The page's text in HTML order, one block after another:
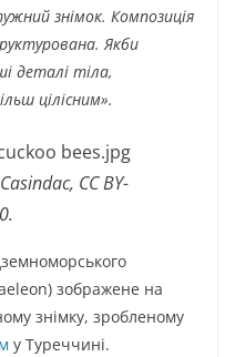
знімок. Композиція
Якби
деталі тіла,
цілісним».
CC BY-
зображене на
знімку, зробленому
у Туреччині.